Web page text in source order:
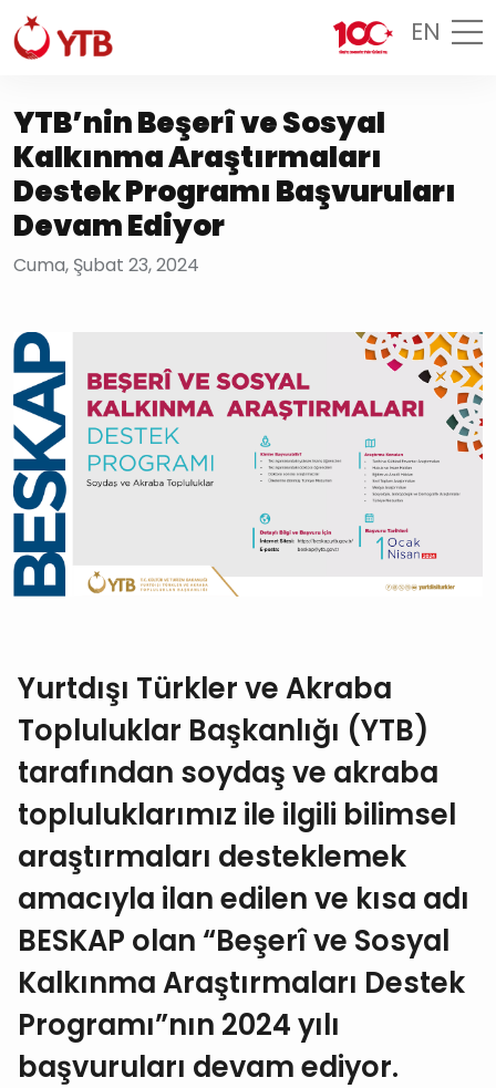
EN
YTB’nin Beşerî ve Sosyal
Kalkınma Araştırmaları
Destek Programı Başvuruları
Devam Ediyor
Cuma, Şubat 23, 2024
Yurtdışı Türkler ve Akraba
Topluluklar Başkanlığı (YTB)
tarafından soydaş ve akraba
topluluklarımız ile ilgili bilimsel
araştırmaları desteklemek
amacıyla ilan edilen ve kısa adı
BESKAP olan “Beşerî ve Sosyal
Kalkınma Araştırmaları Destek
Programı”nın 2024 yılı
başvuruları devam ediyor.